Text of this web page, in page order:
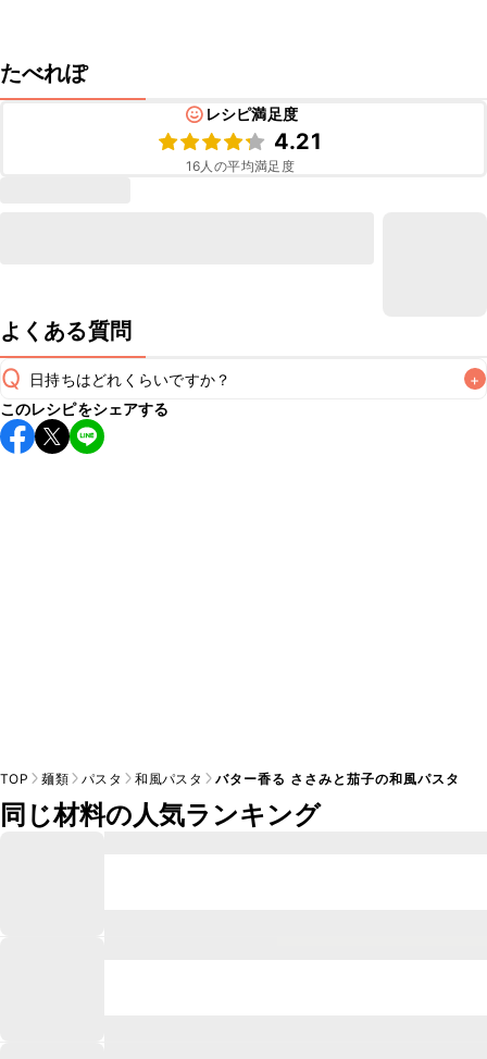
たべれぽ
レシピ満足度
4.21
16人の平均満足度
よくある質問
Q 日持ちはどれくらいですか？ +
こちらのレシピは出来たてをお召し上がりいただくことをお
すすめします。
このレシピをシェアする
TOP 麺類 パスタ 和風パスタ バター香る ささみと茄子の和風パスタ
同じ材料の人気ランキング